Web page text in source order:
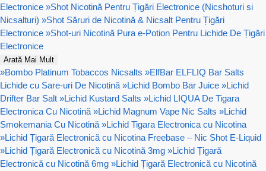
Electronice »Shot Nicotină Pentru Țigări Electronice (Nicshoturi si
Nicsalturi) »Shot Săruri de Nicotină & Nicsalt Pentru Țigări
Electronice »Shot-uri Nicotină Pura e-Potion Pentru Lichide De Țigări
Electronice
Arată Mai Mult
»Bombo Platinum Tobaccos Nicsalts »ElfBar ELFLIQ Bar Salts
Lichide cu Sare-uri De Nicotină »Lichid Bombo Bar Juice »Lichid
Drifter Bar Salt »Lichid Kustard Salts »Lichid LIQUA De Tigara
Electronica Cu Nicotină »Lichid Magnum Vape Nic Salts »Lichid
Smokemania Cu Nicotină »Lichid Tigara Electronica cu Nicotina
»Lichid Țigară Electronică cu Nicotina Freebase – Nic Shot E-Liquid
»Lichid Țigară Electronică cu Nicotină 3mg »Lichid Țigară
Electronică cu Nicotină 6mg »Lichid Țigară Electronică cu Nicotină